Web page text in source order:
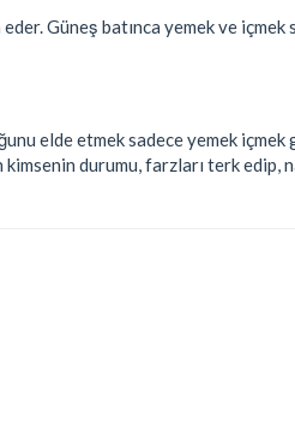
Güneş batınca yemek ve içmek
elde etmek sadece yemek
durumu, farzları terk edip,